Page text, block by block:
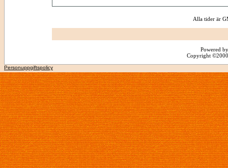
Alla tider är
Powered
Copyright
Personuppgiftspolicy